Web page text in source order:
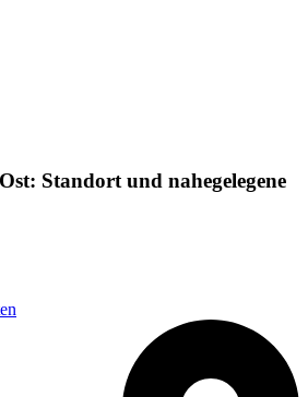
Standort und nahegelegene